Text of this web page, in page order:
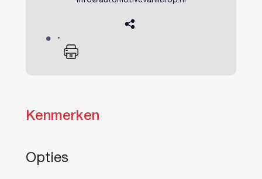
Heeft u al een account?
Kenmerken
Opties